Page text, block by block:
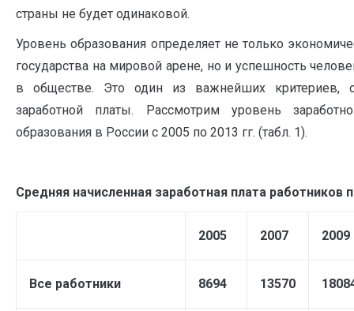
страны не будет одинаковой.
Уровень образования определяет не только
государства на мировой арене, но и успешность
в обществе. Это один из важнейших критериев,
заработной платы. Рассмотрим уровень
образования в России с 2005 по 2013 гг. (табл. 1).
Средняя начисленная заработная плата работников
2005 2007 2009
Все работники 8694 13570